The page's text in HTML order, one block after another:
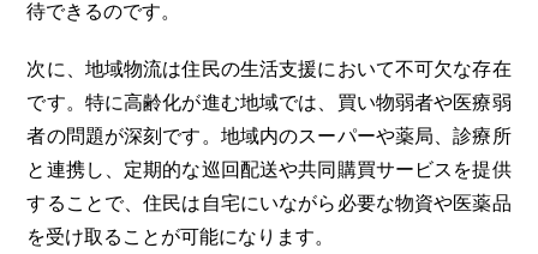
待できるのです。
次に、地域物流は住民の生活支援において不可欠な存在
です。特に高齢化が進む地域では、買い物弱者や医療弱
者の問題が深刻です。地域内のスーパーや薬局、診療所
と連携し、定期的な巡回配送や共同購買サービスを提供
することで、住民は自宅にいながら必要な物資や医薬品
を受け取ることが可能になります。